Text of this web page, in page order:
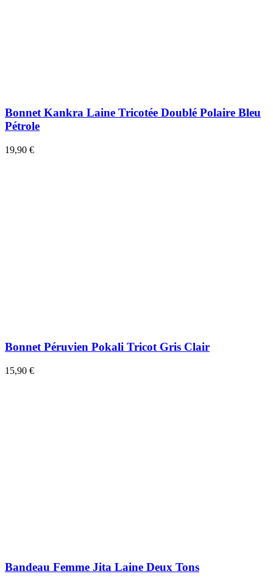
Bonnet Kankra Laine Tricotée Doublé Polaire Bleu
Pétrole
19,90 €
Bonnet Péruvien Pokali Tricot Gris Clair
15,90 €
Bandeau Femme Jita Laine Deux Tons